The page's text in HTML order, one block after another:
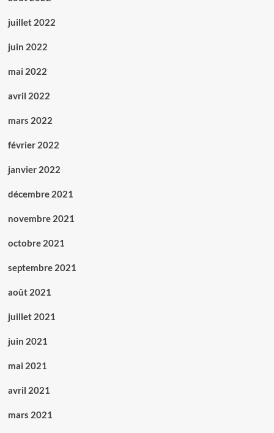
juillet 2022
juin 2022
mai 2022
avril 2022
mars 2022
février 2022
janvier 2022
décembre 2021
novembre 2021
octobre 2021
septembre 2021
août 2021
juillet 2021
juin 2021
mai 2021
avril 2021
mars 2021